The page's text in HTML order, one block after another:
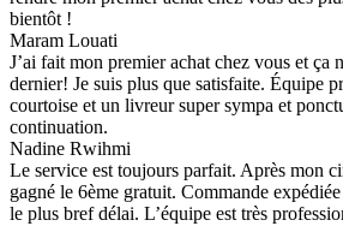
bientôt !
Maram Louati
J’ai fait mon premier achat chez vous et ça
dernier! Je suis plus que satisfaite. Équipe
courtoise et un livreur super sympa et
continuation.
Nadine Rwihmi
Le service est toujours parfait. Après mon
gagné le 6ème gratuit. Commande
le plus bref délai. L’équipe est très